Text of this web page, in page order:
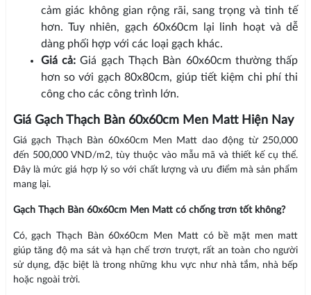
cảm giác không gian rộng rãi, sang trọng và tinh tế
hơn. Tuy nhiên, gạch 60x60cm lại linh hoạt và dễ
dàng phối hợp với các loại gạch khác.
Giá cả:Giá gạch Thạch Bàn 60x60cm thường thấp
hơn so với gạch 80x80cm, giúp tiết kiệm chi phí thi
công cho các công trình lớn.
Giá Gạch Thạch Bàn 60x60cm Men Matt Hiện Nay
Giá gạch Thạch Bàn 60x60cm Men Matt dao động từ 250,000
đến 500,000 VND/m2, tùy thuộc vào mẫu mã và thiết kế cụ thể.
Đây là mức giá hợp lý so với chất lượng và ưu điểm mà sản phẩm
mang lại.
Gạch Thạch Bàn 60x60cm Men Matt có chống trơn tốt không?
Có, gạch Thạch Bàn 60x60cm Men Matt có bề mặt men matt
giúp tăng độ ma sát và hạn chế trơn trượt, rất an toàn cho người
sử dụng, đặc biệt là trong những khu vực như nhà tắm, nhà bếp
hoặc ngoài trời.